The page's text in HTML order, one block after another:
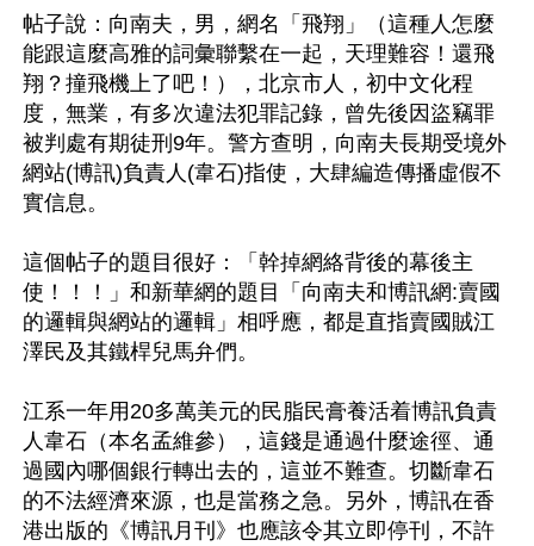
帖子說：向南夫，男，網名「飛翔」（這種人怎麼
能跟這麼高雅的詞彙聯繫在一起，天理難容！還飛
翔？撞飛機上了吧！），北京市人，初中文化程
度，無業，有多次違法犯罪記錄，曾先後因盜竊罪
被判處有期徒刑9年。警方查明，向南夫長期受境外
網站(博訊)負責人(韋石)指使，大肆編造傳播虛假不
實信息。
這個帖子的題目很好：「幹掉網絡背後的幕後主
使！！！」和新華網的題目「向南夫和博訊網:賣國
的邏輯與網站的邏輯」相呼應，都是直指賣國賊江
澤民及其鐵桿兒馬弁們。
江系一年用20多萬美元的民脂民膏養活着博訊負責
人韋石（本名孟維參），這錢是通過什麼途徑、通
過國內哪個銀行轉出去的，這並不難查。切斷韋石
的不法經濟來源，也是當務之急。另外，博訊在香
港出版的《博訊月刊》也應該令其立即停刊，不許